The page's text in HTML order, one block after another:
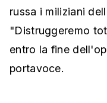
russa i miliziani
"Distruggeremo
entro la fine
portavoce.